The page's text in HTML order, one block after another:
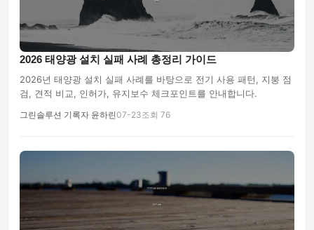
2026 태양광 설치 실패 사례 총정리 가이드
2026년 태양광 설치 실패 사례를 바탕으로 전기 사용 패턴, 지붕 점
검, 견적 비교, 인허가, 유지보수 체크포인트를 안내합니다.
그린솔루션 기록자 윤하린07-23조회 76